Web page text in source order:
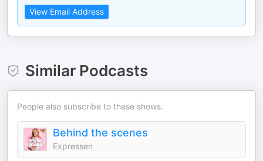
View Email Address
Similar Podcasts
People also subscribe to these shows.
Behind the scenes
Expressen